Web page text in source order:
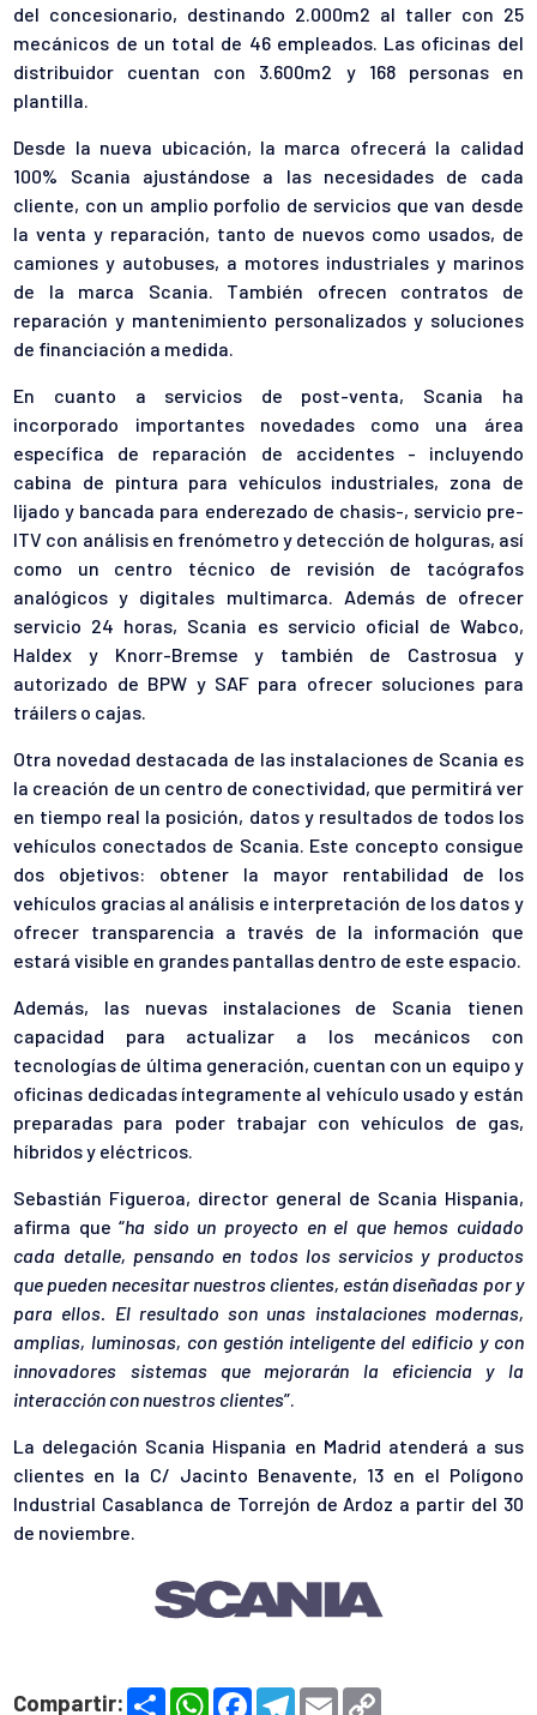
del concesionario, destinando 2.000m2 al taller con 25
mecánicos de un total de 46 empleados. Las oficinas del
distribuidor cuentan con 3.600m2 y 168 personas en
plantilla.
Desde la nueva ubicación, la marca ofrecerá la calidad
100% Scania ajustándose a las necesidades de cada
cliente, con un amplio porfolio de servicios que van desde
la venta y reparación, tanto de nuevos como usados, de
camiones y autobuses, a motores industriales y marinos
de la marca Scania. También ofrecen contratos de
reparación y mantenimiento personalizados y soluciones
de financiación a medida.
En cuanto a servicios de post-venta, Scania ha
incorporado importantes novedades como una área
específica de reparación de accidentes - incluyendo
cabina de pintura para vehículos industriales, zona de
lijado y bancada para enderezado de chasis-, servicio pre-
ITV con análisis en frenómetro y detección de holguras, así
como un centro técnico de revisión de tacógrafos
analógicos y digitales multimarca. Además de ofrecer
servicio 24 horas, Scania es servicio oficial de Wabco,
Haldex y Knorr-Bremse y también de Castrosua y
autorizado de BPW y SAF para ofrecer soluciones para
tráilers o cajas.
Otra novedad destacada de las instalaciones de Scania es
la creación de un centro de conectividad, que permitirá ver
en tiempo real la posición, datos y resultados de todos los
vehículos conectados de Scania. Este concepto consigue
dos objetivos: obtener la mayor rentabilidad de los
vehículos gracias al análisis e interpretación de los datos y
ofrecer transparencia a través de la información que
estará visible en grandes pantallas dentro de este espacio.
Además, las nuevas instalaciones de Scania tienen
capacidad para actualizar a los mecánicos con
tecnologías de última generación, cuentan con un equipo y
oficinas dedicadas íntegramente al vehículo usado y están
preparadas para poder trabajar con vehículos de gas,
híbridos y eléctricos.
Sebastián Figueroa, director general de Scania Hispania,
afirma que “ha sido un proyecto en el que hemos cuidado
cada detalle, pensando en todos los servicios y productos
que pueden necesitar nuestros clientes, están diseñadas por y
para ellos. El resultado son unas instalaciones modernas,
amplias, luminosas, con gestión inteligente del edificio y con
innovadores sistemas que mejorarán la eficiencia y la
interacción con nuestros clientes”.
La delegación Scania Hispania en Madrid atenderá a sus
clientes en la C/ Jacinto Benavente, 13 en el Polígono
Industrial Casablanca de Torrejón de Ardoz a partir del 30
de noviembre.
Compartir:
S
W
F
T
E